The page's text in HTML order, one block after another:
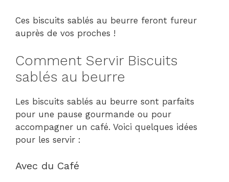
Ces biscuits sablés au beurre feront fureur
auprès de vos proches !
Comment Servir Biscuits
sablés au beurre
Les biscuits sablés au beurre sont parfaits
pour une pause gourmande ou pour
accompagner un café. Voici quelques idées
pour les servir :
Avec du Café